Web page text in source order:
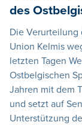
des
Die Verurteilung
Union Kelmis
letzten Tagen
Ostbelgischen
Jahren mit dem
und setzt auf
Unterstützung